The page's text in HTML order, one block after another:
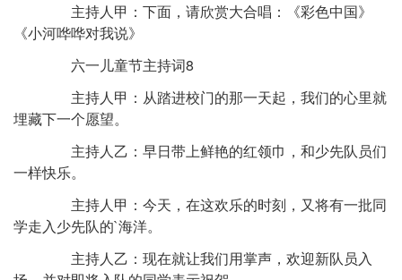
主持人甲：下面，请欣赏大合唱：《彩色中国》
《小河哗哗对我说》
六一儿童节主持词8
主持人甲：从踏进校门的那一天起，我们的心里就
埋藏下一个愿望。
主持人乙：早日带上鲜艳的红领巾，和少先队员们
一样快乐。
主持人甲：今天，在这欢乐的时刻，又将有一批同
学走入少先队的`海洋。
主持人乙：现在就让我们用掌声，欢迎新队员入